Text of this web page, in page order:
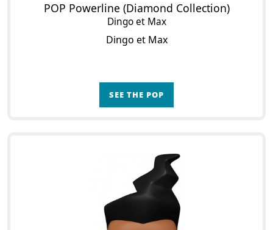
POP Powerline (Diamond Collection)
Dingo et Max
Dingo et Max
SEE THE POP